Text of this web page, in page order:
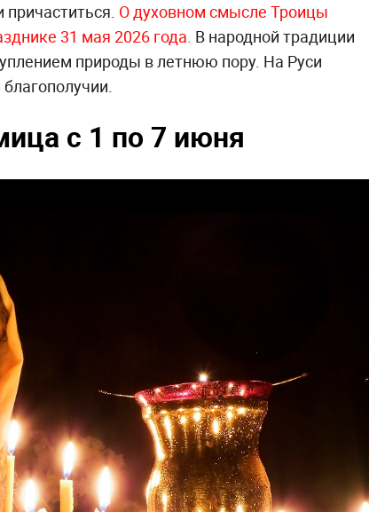
О духовном смысле Троицы
31 мая 2026 года. В народной традиции
природы в летнюю пору. На Руси
с 1 по 7 июня